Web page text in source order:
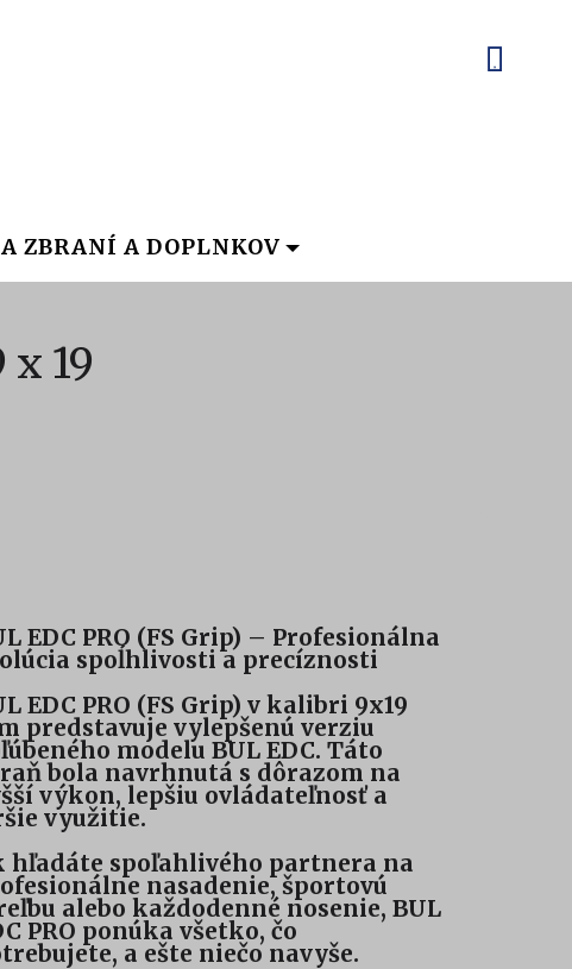
ZBRANÍ A DOPLNKOV
x 19
EDC PRO (FS Grip) – Profesionálna
spoĺhlivosti a precíznosti
EDC PRO (FS Grip) v kalibri 9x19
predstavuje vylepšenú verziu
modelu BUL EDC. Táto
bola navrhnutá s dôrazom na
výkon, lepšiu ovládateľnosť a
využitie.
hľadáte spoľahlivého partnera na
nasadenie, športovú
alebo každodenné nosenie, BUL
PRO ponúka všetko, čo
a ešte niečo navyše.